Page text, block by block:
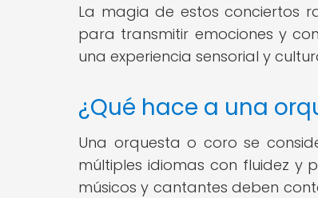
La magia de estos conciertos
para transmitir emociones y
una experiencia sensorial y
¿Qué hace a una
Una orquesta o coro se
múltiples idiomas con fluidez y
músicos y cantantes deben